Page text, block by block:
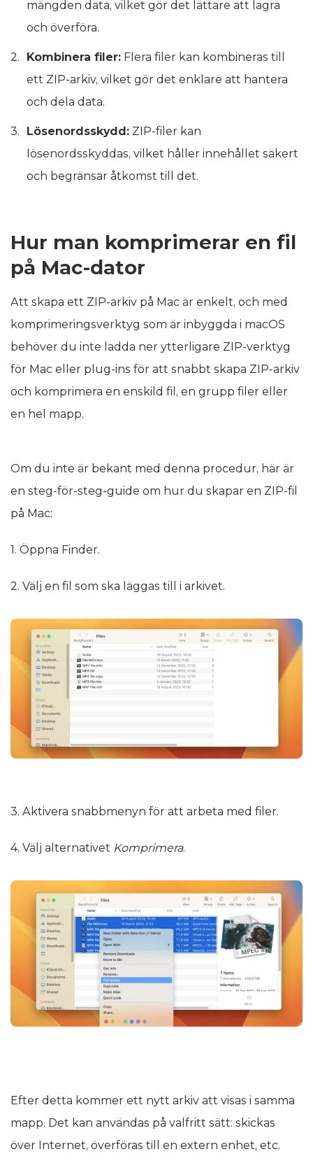
mängden data, vilket gör det lättare att lagra
och överföra.
Kombinera filer: Flera filer kan kombineras till
ett ZIP-arkiv, vilket gör det enklare att hantera
och dela data.
Lösenordsskydd: ZIP-filer kan
lösenordsskyddas, vilket håller innehållet säkert
och begränsar åtkomst till det.
Hur man komprimerar en fil
på Mac-dator
Att skapa ett ZIP-arkiv på Mac är enkelt, och med
komprimeringsverktyg som är inbyggda i macOS
behöver du inte ladda ner ytterligare ZIP-verktyg
för Mac eller plug-ins för att snabbt skapa ZIP-arkiv
och komprimera en enskild fil, en grupp filer eller
en hel mapp.
Om du inte är bekant med denna procedur, här är
en steg-för-steg-guide om hur du skapar en ZIP-fil
på Mac:
1. Öppna Finder.
2. Välj en fil som ska läggas till i arkivet.
3. Aktivera snabbmenyn för att arbeta med filer.
4. Välj alternativet Komprimera.
Efter detta kommer ett nytt arkiv att visas i samma
mapp. Det kan användas på valfritt sätt: skickas
över Internet, överföras till en extern enhet, etc.